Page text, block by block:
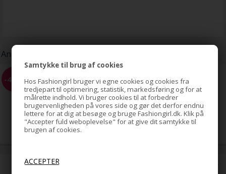
Samtykke til brug af cookies
Hos Fashiongirl bruger vi egne cookies og cookies fra
tredjepart til optimering, statistik, markedsføring og for at
målrette indhold. Vi bruger cookies til at forbedrer
brugervenligheden på vores side og gør det derfor endnu
lettere for at dig at besøge og bruge Fashiongirl.dk. Klik på
"Accepter fuld weboplevelse" for at give dit samtykke til
brugen af cookies.
Andre kunder har også købt:
-40% BLAX Hårelastikker 4mm -
flere farver
65,00
39,00DKK